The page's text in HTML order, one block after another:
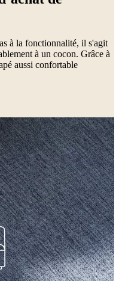
à la fonctionnalité, il s'agit
à un cocon. Grâce à
aussi confortable